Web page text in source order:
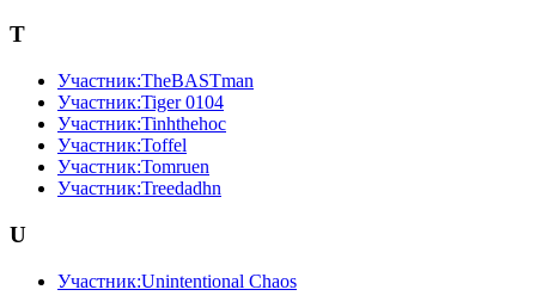
T
Участник:TheBASTman
Участник:Tiger 0104
Участник:Tinhthehoc
Участник:Toffel
Участник:Tomruen
Участник:Treedadhn
U
Участник:Unintentional Chaos